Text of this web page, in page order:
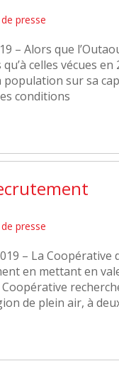
presse
– Alors que
celles vécues
sur sa
conditions
presse
– La Coopérative
en mettant en
de plein air, à